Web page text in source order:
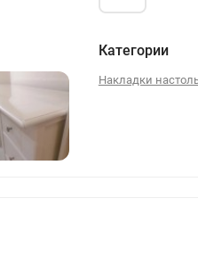
Категории
Накладки